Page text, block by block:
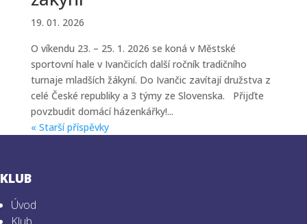
19. 01. 2026
O víkendu 23. – 25. 1. 2026 se koná v Městské
sportovní hale v Ivančicích další ročník tradičního
turnaje mladších žákyní. Do Ivančic zavítají družstva z
celé České republiky a 3 týmy ze Slovenska. Přijďte
povzbudit domácí házenkářky!...
« Starší příspěvky
KLUB
Úvod